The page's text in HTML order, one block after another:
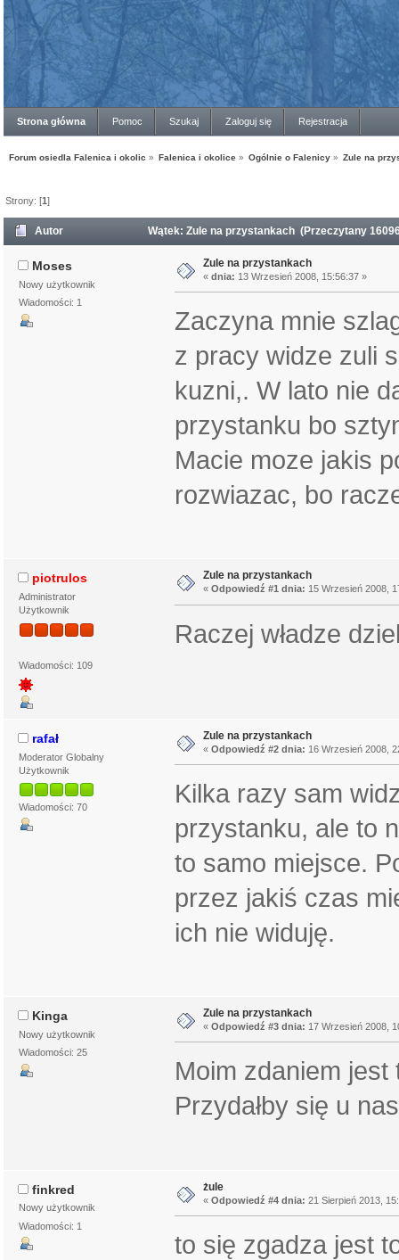
Strona główna Pomoc Szukaj Zaloguj się Rejestracja
Forum osiedla Falenica i okolic » Falenica i okolice » Ogólnie o Falenicy » Zule na
Strony: [1]
Autor Wątek: Zule na przystankach (Przeczytany
Moses
Nowy użytkownik
Wiadomości: 1
Zule na przystankach
« dnia: 13 Wrzesień 2008, 15:56:37 »
Zaczyna mnie
z pracy widze zuli
kuzni,. W lato nie
przystanku bo
Macie moze jakis
rozwiazac, bo
piotrulos
Administrator
Użytkownik
Wiadomości: 109
Zule na przystankach
« Odpowiedź #1 dnia: 15 Wrzesień 2008,
Raczej władze
rafał
Moderator Globalny
Użytkownik
Wiadomości: 70
Zule na przystankach
« Odpowiedź #2 dnia: 16 Wrzesień 2008,
Kilka razy sam
przystanku, ale to
to samo miejsce.
przez jakiś czas
ich nie widuję.
Kinga
Nowy użytkownik
Wiadomości: 25
Zule na przystankach
« Odpowiedź #3 dnia: 17 Wrzesień 2008,
Moim zdaniem
Przydałby się u
finkred
Nowy użytkownik
Wiadomości: 1
żule
« Odpowiedź #4 dnia: 21 Sierpień 2013,
to się zgadza jest